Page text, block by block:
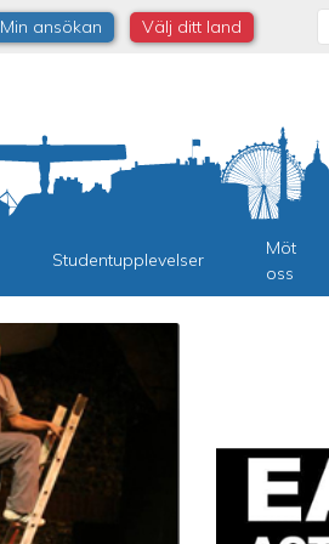
Min ansökan Välj ditt land
Studentupplevelser
Möt
oss